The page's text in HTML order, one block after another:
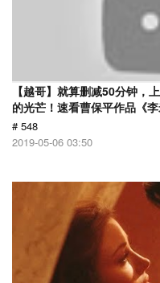
【越哥】就算删减50分钟，
的光芒！速看曹保平作品《李
# 548
2019-05-06 03:50